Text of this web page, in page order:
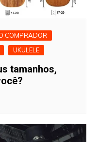
COMPRADOR
UKULELE
tamanhos,